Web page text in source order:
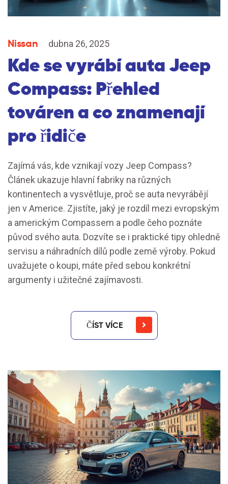
Nissan dubna 26, 2025
Kde se vyrábí auta Jeep
Compass: Přehled
továren a co znamenají
pro řidiče
Zajímá vás, kde vznikají vozy Jeep Compass?
Článek ukazuje hlavní fabriky na různých
kontinentech a vysvětluje, proč se auta nevyrábějí
jen v Americe. Zjistíte, jaký je rozdíl mezi evropským
a americkým Compassem a podle čeho poznáte
původ svého auta. Dozvíte se i praktické tipy ohledně
servisu a náhradních dílů podle země výroby. Pokud
uvažujete o koupi, máte před sebou konkrétní
argumenty i užitečné zajímavosti.
ČÍST VÍCE